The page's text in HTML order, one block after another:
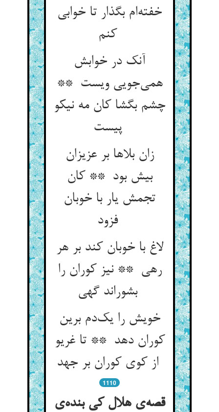
خفته‌ام بگذار تا خوابی
آنک در خوابش
همی‌جویی ویست **
چشم بگشا کان مه نیکو
پیست
زان بلاها بر عزیزان
بیش بود ** کان
تجمش یار با خوبان
فزود
لاغ با خوبان کند بر هر
رهی ** نیز کوران را
بشوراند گهی
خویش را یک‌دم برین
کوران دهد ** تا غریو
1110
قصه‌ی هلال کی بنده‌ی